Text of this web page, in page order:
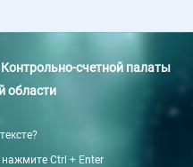
счетной палаты
области
Ctrl + Enter